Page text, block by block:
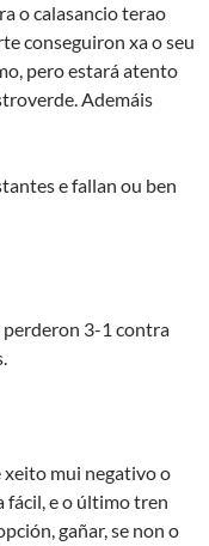
o calasancio terao
conseguiron xa o seu
pero estará atento
Ademáis
e fallan ou ben
perderon 3-1 contra
xeito mui negativo o
fácil, e o último tren
gañar, se non o